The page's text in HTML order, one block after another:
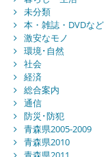
未分類
本・雑誌・DVDなど
激安なモノ
環境･自然
社会
経済
総合案内
通信
防災･防犯
青森県2005-2009
青森県2010